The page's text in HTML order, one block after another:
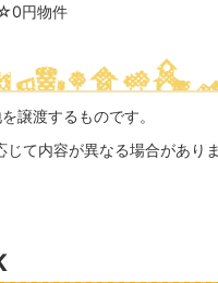
円物件
譲渡するものです。
て内容が異なる場合がありま